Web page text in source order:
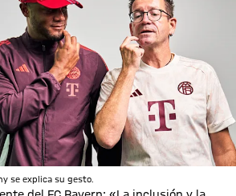
se explica su gesto.